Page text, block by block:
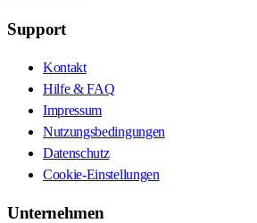
Support
Kontakt
Hilfe & FAQ
Impressum
Nutzungsbedingungen
Datenschutz
Cookie-Einstellungen
Unternehmen